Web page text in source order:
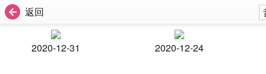
返回
2020-12-31 2020-12-24